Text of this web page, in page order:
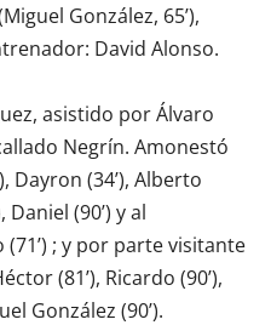
González, 65’),
David Alonso.
asistido por Álvaro
Negrín. Amonestó
Dayron (34’), Alberto
Daniel (90’) y al
; y por parte visitante
(81’), Ricardo (90’),
González (90’).